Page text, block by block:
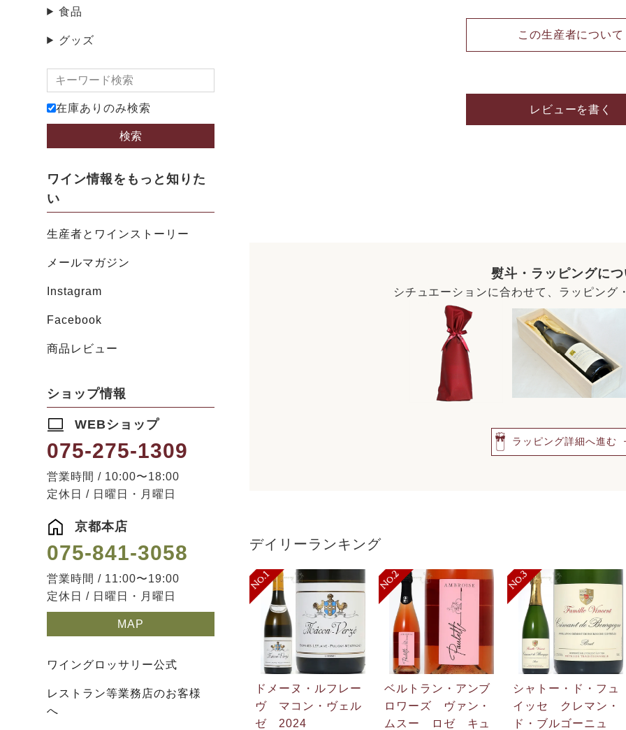
食品
グッズ
在庫ありのみ検索
検索
ワイン情報をもっと知りた
い
生産者とワインストーリー
メールマガジン
Instagram
Facebook
商品レビュー
ショップ情報
WEBショップ
075-275-1309
営業時間 / 10:00〜18:00
定休日 / 日曜日・月曜日
京都本店
075-841-3058
営業時間 / 11:00〜19:00
定休日 / 日曜日・月曜日
MAP
ワイングロッサリー公式
レストラン等業務店のお客様
へ
この生産者について
レビューを書く
熨斗・ラッピングにつ
シチュエーションに合わせて、ラッピング
ラッピング詳細へ進む
デイリーランキング
ドメーヌ・ルフレー
ヴ マコン・ヴェル
ゼ 2024
ベルトラン・アンブ
ロワーズ ヴァン・
ムスー ロゼ キュ
シャトー・ド・フュ
イッセ クレマン・
ド・ブルゴーニュ